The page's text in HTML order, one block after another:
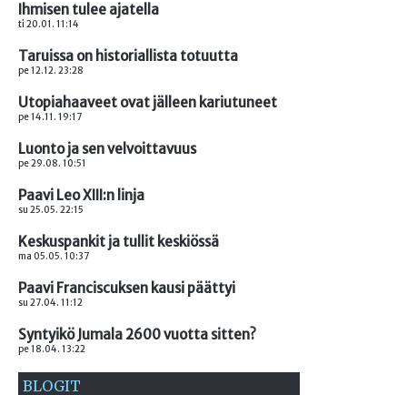
Ihmisen tulee ajatella
ti 20.01. 11:14
Taruissa on historiallista totuutta
pe 12.12. 23:28
Utopiahaaveet ovat jälleen kariutuneet
pe 14.11. 19:17
Luonto ja sen velvoittavuus
pe 29.08. 10:51
Paavi Leo XIII:n linja
su 25.05. 22:15
Keskuspankit ja tullit keskiössä
ma 05.05. 10:37
Paavi Franciscuksen kausi päättyi
su 27.04. 11:12
Syntyikö Jumala 2600 vuotta sitten?
pe 18.04. 13:22
BLOGIT